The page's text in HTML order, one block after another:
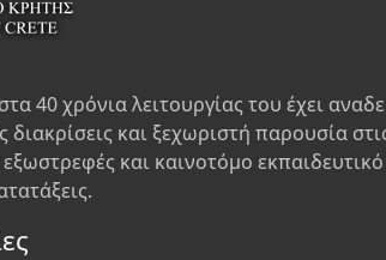
40 χρόνια λειτουργίας του έχει
διακρίσεις και ξεχωριστή παρουσία
και καινοτόμο